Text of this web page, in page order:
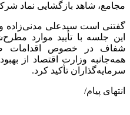
مجامع، شاهد بازگشایی نماد
گفتنی است سیدعلی مدنی‌زاده
این جلسه با تأیید موارد
شفاف در خصوص اقدامات
همه‌جانبه‌ وزارت اقتصاد از
سرمایه‌گذاران تأکید کرد.
انتهای پیام/